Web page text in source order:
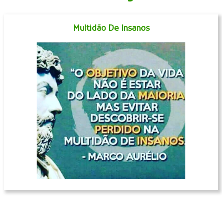
Multidão De Insanos